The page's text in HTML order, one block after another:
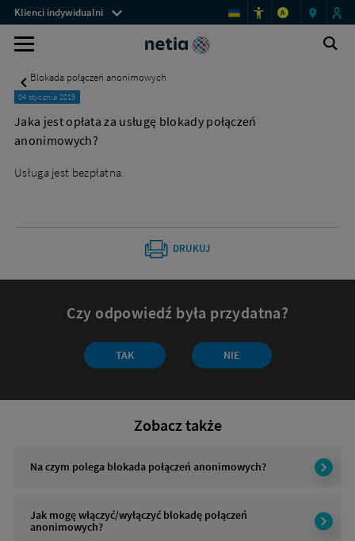
Jaka
jest
opłata
blokady
połączeń
Netia
Menu
przestrzeni
klienckich
Klienci indywidualni A
Wybierz
jeden
celów
z
nami,
aby
go
zrealizować.
Wyszukiwarka
Blokada połączeń anonimowych
04 stycznia 2019
Jaka jest opłata za usługę blokady połączeń
anonimowych?
Usługa jest bezpłatna.
DRUKUJ
Czy odpowiedź była przydatna?
odpowiedź
TAK NIE
Zobacz także
Na czym polega blokada połączeń anonimowych?
Jak mogę włączyć/wyłączyć blokadę połączeń
anonimowych?